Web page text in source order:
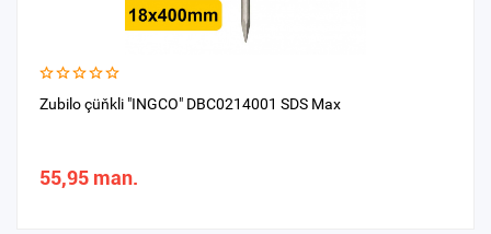
Zubilo çüňkli "INGCO" DBC0214001 SDS Max
55,95 man.